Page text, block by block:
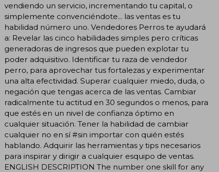
vendiendo un servicio, incrementando tu capital, o
simplemente convenciéndote... las ventas es tu
habilidad número uno. Vendedores Perros te ayudará
a: Revelar las cinco habilidades simples pero críticas
generadoras de ingresos que pueden explotar tu
poder adquisitivo. Identificar tu raza de vendedor
perro, para aprovechar tus fortalezas y experimentar
una alta efectividad. Superar cualquier miedo, duda, o
negación que tengas acerca de las ventas. Cambiar
radicalmente tu actitud en 30 segundos o menos, para
que estés en un nivel de confianza óptimo en
cualquier situación. Tener la habilidad de cambiar
cualquier no en sí #sin importar con quién estés
hablando. Adquirir las herramientas y tips necesarios
para inspirar y dirigir a cualquier esquipo de ventas.
ENGLISH DESCRIPTION The number one skill for any